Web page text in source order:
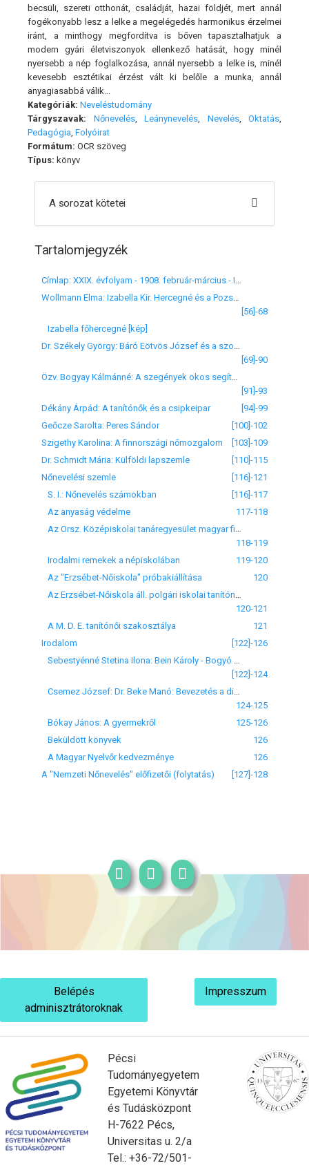
becsüli, szereti otthonát, családját, hazai földjét, mert annál
fogékonyabb lesz a lelke a megelégedés harmonikus érzelmei
iránt, a minthogy megfordítva is bőven tapasztalhatjuk a
modern gyári életviszonyok ellenkező hatását, hogy minél
nyersebb a nép foglalkozása, annál nyersebb a lelke is, minél
kevesebb esztétikai érzést vált ki belőle a munka, annál
anyagiasabbá válik...
Kategóriák: Neveléstudomány
Tárgyszavak:
Nőnevelés, Leánynevelés Nevelés, Oktatás
Pedagógia Folyóirat
Formátum: OCR szöveg
Típus: könyv
A sorozat kötetei
Tartalomjegyzék
[56]-68
Izabella főhercegné [kép]
[69]-90
[91]-93
Dékány Árpád: A tanítónők és a csipkeipar
[94]-99
Geőcze Sarolta: Peres Sándor
[100]-102
Szigethy Karolina: A finnországi nőmozgalom
[103]-109
Dr. Schmidt Mária: Külföldi lapszemle
[110]-115
Nőnevelési szemle
[116]-121
S. I.: Nőnevelés számokban
[116]-117
Az anyaság védelme
117-118
118-119
Irodalmi remekek a népiskolában
119-120
Az "Erzsébet-Nőiskola" próbakiállítása
120
120-121
A M. D. E. tanítónői szakosztálya
121
Irodalom
[122]-126
[122]-124
124-125
Bókay János: A gyermekről
125-126
Beküldött könyvek
126
A Magyar Nyelvőr kedvezménye
126
A "Nemzeti Nőnevelés" előfizetői (folytatás)
[127]-128
Belépés
adminisztrátoroknak
Impresszum
Pécsi
Tudományegyetem
Egyetemi Könyvtár
és Tudásközpont
H-7622 Pécs,
Universitas u. 2/a
Tel.: +36-72/501-